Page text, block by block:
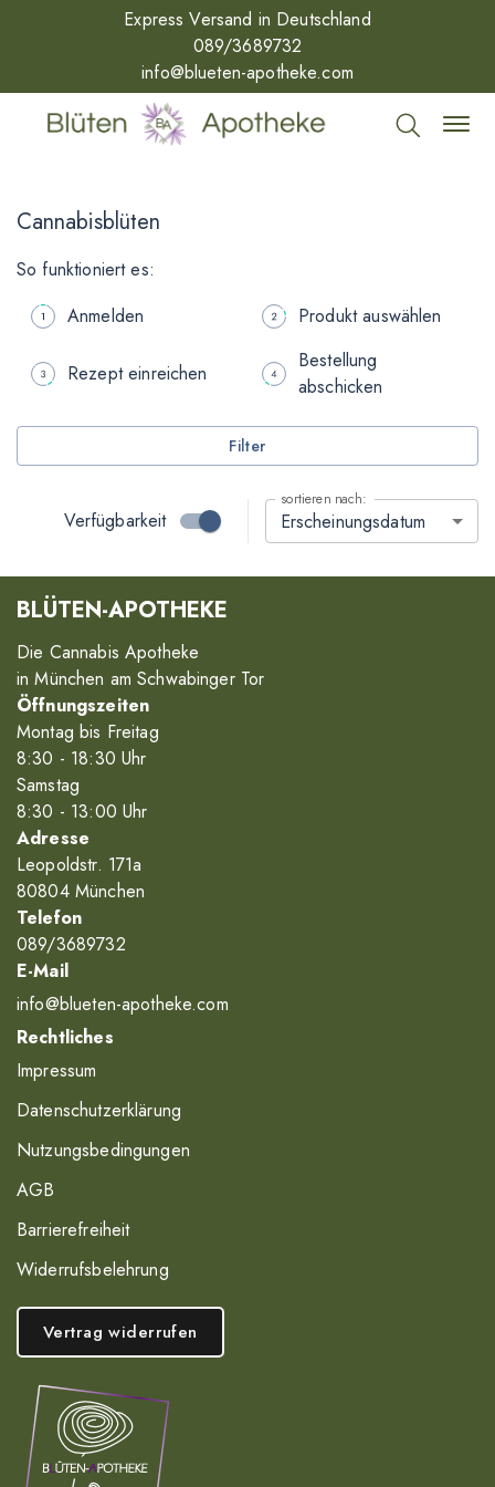
Express Versand in Deutschland
089/3689732
info@blueten-apotheke.com
Cannabisblüten
So funktioniert es:
Anmelden
Produkt auswählen
Rezept einreichen
Bestellung
abschicken
Filter
Verfügbarkeit
sortieren nach:
Erscheinungsdatum
BLÜTEN-APOTHEKE
Die Cannabis Apotheke
in München am Schwabinger Tor
Öffnungszeiten
Montag bis Freitag
8:30 - 18:30 Uhr
Samstag
8:30 - 13:00 Uhr
Adresse
Leopoldstr. 171a
80804 München
Telefon
089/3689732
E-Mail
info@blueten-apotheke.com
Rechtliches
Impressum
Datenschutzerklärung
Nutzungsbedingungen
AGB
Barrierefreiheit
Widerrufsbelehrung
Vertrag widerrufen